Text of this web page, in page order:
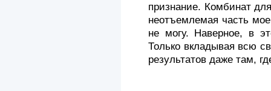
признание. Комбинат
неотъемлемая часть
не могу. Наверное, в
Только вкладывая всю
результатов даже там,